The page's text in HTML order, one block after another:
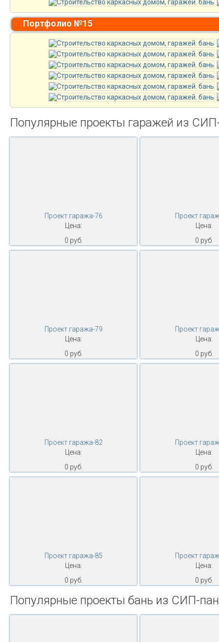
Портфолио №15
Популярные проекты гаражей из
Проект гаража-76
Цена:
0 руб.
Проект
Цена:
0 руб.
Проект гаража-79
Цена:
0 руб.
Проект
Цена:
0 руб.
Проект гаража-82
Цена:
0 руб.
Проект
Цена:
0 руб.
Проект гаража-85
Цена:
0 руб.
Проект
Цена:
0 руб.
Популярные проекты бань из СИП-